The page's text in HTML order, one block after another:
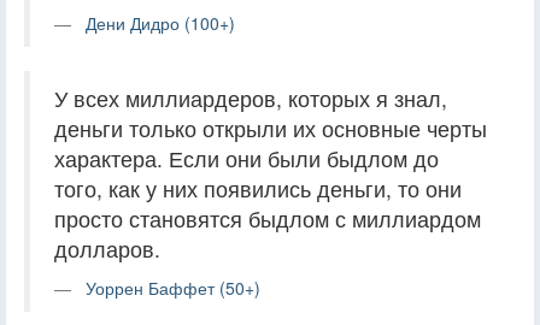
Дени Дидро (100+)
У всех миллиардеров, которых я знал,
деньги только открыли их основные черты
характера. Если они были быдлом до
того, как у них появились деньги, то они
просто становятся быдлом с миллиардом
долларов.
Уоррен Баффет (50+)